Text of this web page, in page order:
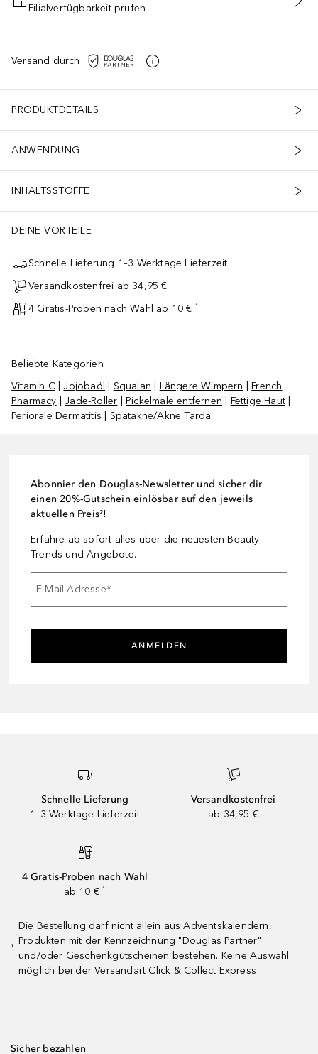
IN DEN WARENKORB
Filialverfügbarkeit prüfen
Versand durch
PRODUKTDETAILS
ANWENDUNG
INHALTSSTOFFE
DEINE VORTEILE
Schnelle Lieferung 1–3 Werktage Lieferzeit
Versandkostenfrei ab 34,95 €
4 Gratis-Proben nach Wahl ab 10 € ¹
Beliebte Kategorien
Vitamin C|Jojobaöl Squalan Längere Wimpern |French
Pharmacy |Jade-Roller |Pickelmale entfernen Fettige Haut
Periorale Dermatitis
Spätakne/Akne Tarda
Abonnier den Douglas-Newsletter und sicher dir
einen 20%-Gutschein einlösbar auf den jeweils
aktuellen Preis²!
Erfahre ab sofort alles über die neuesten Beauty-
Trends und Angebote.
E-Mail-Adresse*
ANMELDEN
Schnelle Lieferung
1–3 Werktage Lieferzeit
Versandkostenfrei
ab 34,95 €
4 Gratis-Proben nach Wahl
ab 10 € ¹
¹
Die Bestellung darf nicht allein aus Adventskalendern,
Produkten mit der Kennzeichnung "Douglas Partner"
und/oder Geschenkgutscheinen bestehen. Keine Auswahl
möglich bei der Versandart Click & Collect Express
Sicher bezahlen